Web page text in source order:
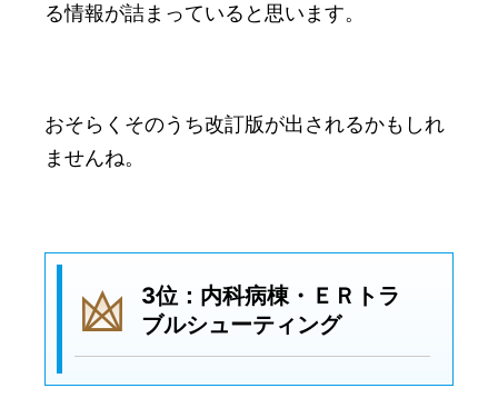
る情報が詰まっていると思います。
おそらくそのうち改訂版が出されるかもしれ
ませんね。
3位：内科病棟・ＥＲトラ
ブルシューティング